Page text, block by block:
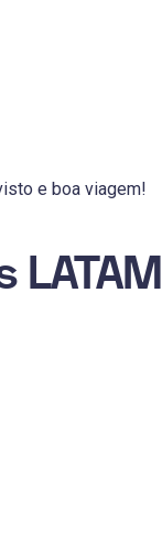
e boa viagem!
LATAM